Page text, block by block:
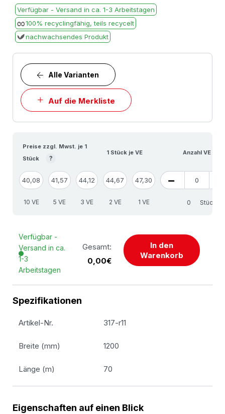
the
images
gallery
Verfügbar - Versand in ca. 1-3 Arbeitstagen
100% recyclingfähig, teils recycelt
nachwachsendes Produkt
Auf die Merkliste
Alle Varianten
Preise zzgl. Mwst. je 1
Stück
?
1 Stück je VE Anzahl VE
40,08 41,57 44,12 44,67 47,30
10 VE 5 VE 3 VE 2 VE 1 VE Stück
Verfügbar -
Versand in ca.
1-3
Arbeitstagen
Gesamt:
0,00€
In den
Warenkorb
Spezifikationen
Artikel-Nr. 317-r11
Breite (mm) 1200
Länge (m) 70
Eigenschaften auf einen Blick